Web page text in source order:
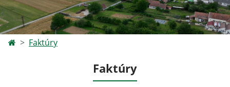
Faktúry
Faktúry